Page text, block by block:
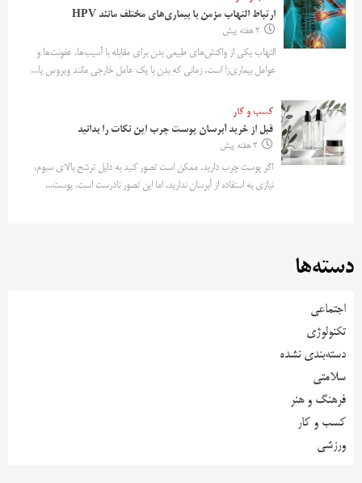
ارتباط التهاب مزمن با بیماری‌های مختلف مانند HPV
2 هفته پیش
التهاب یکی از واکنش‌های طبیعی بدن برای مقابله با آسیب‌ها، عفونت‌ها و
عوامل بیماری‌زا است. زمانی که بدن با یک عامل خارجی مانند ویروس یا...
کسب و کار
قبل از خرید آبرسان پوست چرب این نکات را بدانید
2 هفته پیش
اگر پوست چرب دارید، ممکن است تصور کنید به دلیل ترشح بالای سبوم،
نیازی به استفاده از آبرسان ندارید. اما این تصور نادرست است. پوست...
دسته‌ها
اجتماعی
تکنولوژی
دسته‌بندی نشده
سلامتی
فرهنگ و هنر
کسب و کار
ورزشی